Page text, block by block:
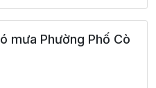
mưa Phường Phố Cò